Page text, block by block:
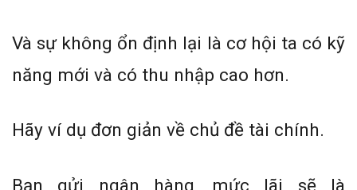
Và sự không ổn định lại là cơ hội ta có kỹ
năng mới và có thu nhập cao hơn.
Hãy ví dụ đơn giản về chủ đề tài chính.
Bạn gửi ngân hàng, mức lãi sẽ là